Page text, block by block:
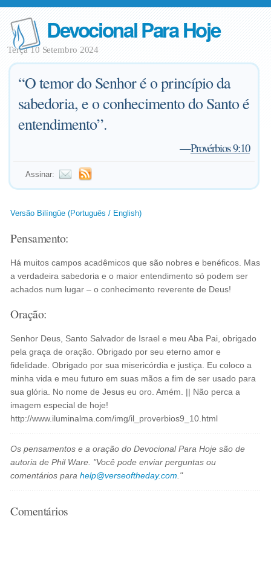
Devocional Para Hoje
Terça 10 Setembro 2024
“O temor do Senhor é o princípio da
sabedoria, e o conhecimento do Santo é
entendimento”.
—Provérbios 9:10
Assinar:
Versão Bilíngüe (Português / English)
Pensamento:
Há muitos campos acadêmicos que são nobres e benéficos. Mas
a verdadeira sabedoria e o maior entendimento só podem ser
achados num lugar – o conhecimento reverente de Deus!
Oração:
Senhor Deus, Santo Salvador de Israel e meu Aba Pai, obrigado
pela graça de oração. Obrigado por seu eterno amor e
fidelidade. Obrigado por sua misericórdia e justiça. Eu coloco a
minha vida e meu futuro em suas mãos a fim de ser usado para
sua glória. No nome de Jesus eu oro. Amém. || Não perca a
imagem especial de hoje!
http://www.iluminalma.com/img/il_proverbios9_10.html
Os pensamentos e a oração do Devocional Para Hoje são de
autoria de Phil Ware. "Você pode enviar perguntas ou
comentários parahelp@verseoftheday.com ."
Comentários